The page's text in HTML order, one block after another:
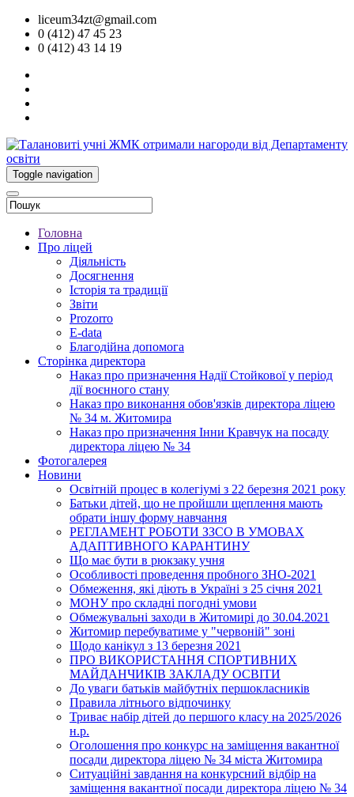
liceum34zt@gmail.com
0 (412) 47 45 23
0 (412) 43 14 19
Toggle navigation
Головна
Про ліцей
Діяльність
Досягнення
Історія та традиції
Звіти
Prozorro
E-data
Благодійна допомога
Сторінка директора
Наказ про призначення Надії Стойкової у період
дії воєнного стану
Наказ про виконання обов'язків директора ліцею
№ 34 м. Житомира
Наказ про призначення Інни Кравчук на посаду
директора ліцею № 34
Фотогалерея
Новини
Освітній процес в колегіумі з 22 березня 2021 року
Батьки дітей, що не пройшли щеплення мають
обрати іншу форму навчання
РЕГЛАМЕНТ РОБОТИ ЗЗСО В УМОВАХ
АДАПТИВНОГО КАРАНТИНУ
Що має бути в рюкзаку учня
Особливості проведення пробного ЗНО-2021
Обмеження, які діють в Україні з 25 січня 2021
МОНУ про складні погодні умови
Обмежувальні заходи в Житомирі до 30.04.2021
Житомир перебуватиме у "червоній" зоні
Щодо канікул з 13 березня 2021
ПРО ВИКОРИСТАННЯ СПОРТИВНИХ
МАЙДАНЧИКІВ ЗАКЛАДУ ОСВІТИ
До уваги батьків майбутніх першокласників
Правила літнього відпочинку
Триває набір дітей до першого класу на 2025/2026
н.р.
Оголошення про конкурс на заміщення вакантної
посади директора ліцею № 34 міста Житомира
Ситуаційні завдання на конкурсний відбір на
заміщення вакантної посади директора ліцею № 34